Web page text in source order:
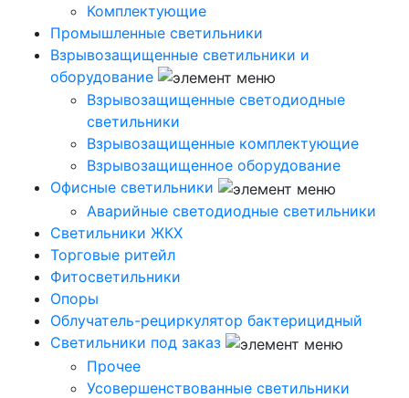
Комплектующие
Промышленные светильники
Взрывозащищенные светильники и
оборудование
Взрывозащищенные светодиодные
светильники
Взрывозащищенные комплектующие
Взрывозащищенное оборудование
Офисные светильники
Аварийные светодиодные светильники
Светильники ЖКХ
Торговые ритейл
Фитосветильники
Опоры
Облучатель-рециркулятор бактерицидный
Светильники под заказ
Прочее
Усовершенствованные светильники